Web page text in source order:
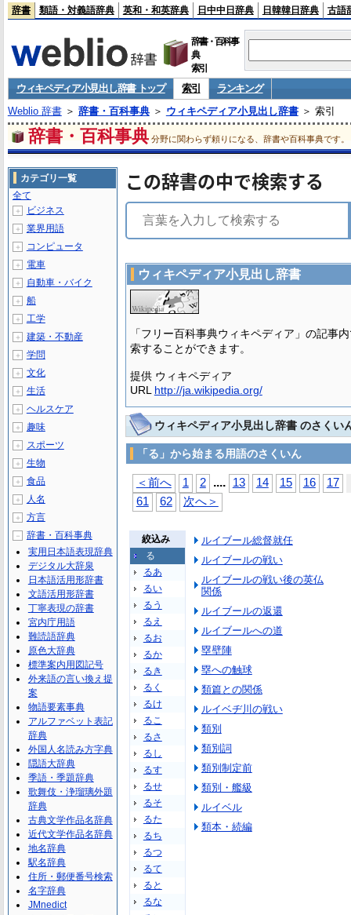
辞書 類語・対義語辞典 英和・和英辞典 日中中日辞典 日韓韓日辞典 古語
辞書・百科事
典
索引
ウィキペディア小見出し辞書 トップ 索引
ランキング
Weblio 辞書＞ 辞書・百科事典＞ ウィキペディア小見出し辞書＞ 索引
辞書・百科事典 分野に関わらず頼りになる、辞書や百科事典です。
この辞書の中で検索する
ウィキペディア小見出し辞書
「フリー百科事典ウィキペディア」の記事
索することができます。
提供 ウィキペディア
URL http://ja.wikipedia.org/
ウィキペディア小見出し辞書 のさくい
「る」から始まる用語のさくいん
＜前へ 1 2 .... 13 14 15 16 17
61
62 次へ＞
絞込み
る
るあ
るい
るう
るえ
るお
るか
るき
るく
るけ
るこ
るさ
るし
るす
るせ
るそ
るた
るち
るつ
るて
ると
るな
ルイブール総督就任
ルイブールの戦い
ルイブールの戦い後の英仏
関係
ルイブールの返還
ルイブールへの道
塁壁陣
塁への触球
類篇との関係
ルイベヂ川の戦い
類別
類別詞
類別制定前
類別・艦級
ルイベル
類本・続編
カテゴリ一覧
全て
＋ ビジネス
＋ 業界用語
＋ コンピュータ
＋ 電車
＋ 自動車・バイク
＋ 船
＋ 工学
＋ 建築・不動産
＋ 学問
＋ 文化
＋ 生活
＋ ヘルスケア
＋ 趣味
＋ スポーツ
＋ 生物
＋ 食品
＋ 人名
＋ 方言
－
辞書・百科事典
実用日本語表現辞典
デジタル大辞泉
日本語活用形辞書
文語活用形辞書
丁寧表現の辞書
宮内庁用語
難読語辞典
原色大辞典
標準案内用図記号
外来語の言い換え提
案
物語要素事典
アルファベット表記
辞典
外国人名読み方字典
隠語大辞典
季語・季題辞典
歌舞伎・浄瑠璃外題
辞典
古典文学作品名辞典
近代文学作品名辞典
地名辞典
駅名辞典
住所・郵便番号検索
名字辞典
JMnedict